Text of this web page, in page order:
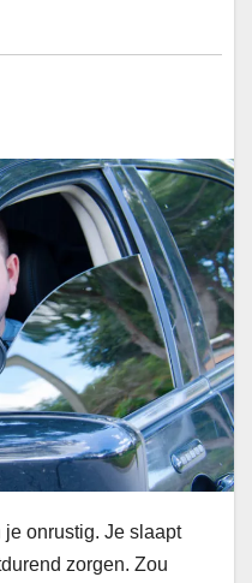
onrustig. Je slaapt
zorgen. Zou